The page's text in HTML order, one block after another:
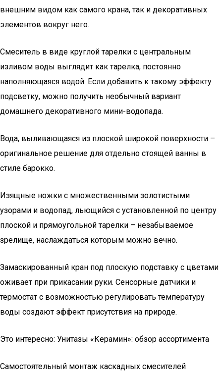
внешним видом как самого крана, так и декоративных
элементов вокруг него.
Смеситель в виде круглой тарелки с центральным
изливом воды выглядит как тарелка, постоянно
наполняющаяся водой. Если добавить к такому эффекту
подсветку, можно получить необычный вариант
домашнего декоративного мини-водопада.
Вода, выливающаяся из плоской широкой поверхности –
оригинальное решение для отдельно стоящей ванны в
стиле барокко.
Изящные ножки с множественными золотистыми
узорами и водопад, льющийся с установленной по центру
плоской и прямоугольной тарелки – незабываемое
зрелище, наслаждаться которым можно вечно.
Замаскированный кран под плоскую подставку с цветами
оживает при прикасании руки. Сенсорные датчики и
термостат с возможностью регулировать температуру
воды создают эффект присутствия на природе.
Это интересно: Унитазы «Керамин»: обзор ассортимента
Самостоятельный монтаж каскадных смесителей